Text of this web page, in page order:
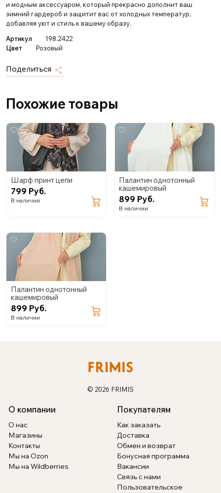
и модным аксессуаром, который прекрасно дополнит ваш
зимний гардероб и защитит вас от холодных температур,
добавляя уют и стиль к вашему образу.
Артикул
198.2422
Цвет
Розовый
Поделиться
Похожие товары
Шарф принт цепи
799 Руб.
В наличии
Палантин однотонный
кашемировый
899 Руб.
В наличии
Палантин однотонный
кашемировый
899 Руб.
В наличии
© 2026 FRIMIS
О компании
О нас
Магазины
Контакты
Мы на Ozon
Мы на Wildberries
Покупателям
Как заказать
Доставка
Обмен и возврат
Бонусная программа
Вакансии
Связь с нами
Пользовательское